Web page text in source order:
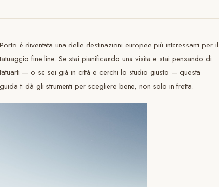
Porto è diventata una delle destinazioni europee più interessanti per il
tatuaggio fine line. Se stai pianificando una visita e stai pensando di
tatuarti — o se sei già in città e cerchi lo studio giusto — questa
guida ti dà gli strumenti per scegliere bene, non solo in fretta.